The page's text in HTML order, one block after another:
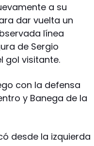
a su
dar vuelta un
línea
de Sergio
gol visitante.
con la defensa
y Banega de la
desde la izquierda